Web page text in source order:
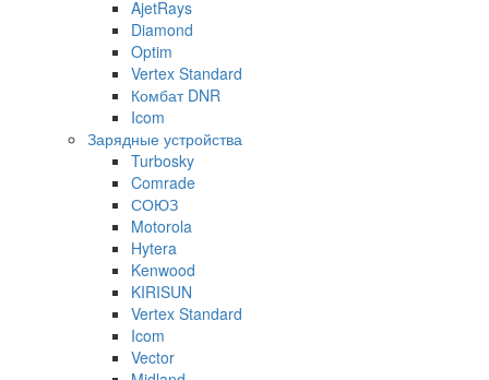
AjetRays
Diamond
Optim
Vertex Standard
Комбат DNR
Icom
Зарядные устройства
Turbosky
Comrade
СОЮЗ
Motorola
Hytera
Kenwood
KIRISUN
Vertex Standard
Icom
Vector